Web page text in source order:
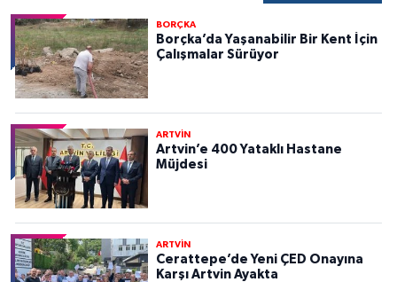
BORÇKA
Borçka’da Yaşanabilir Bir Kent İçin
Çalışmalar Sürüyor
ARTVİN
Artvin’e 400 Yataklı Hastane
Müjdesi
ARTVİN
Cerattepe’de Yeni ÇED Onayına
Karşı Artvin Ayakta